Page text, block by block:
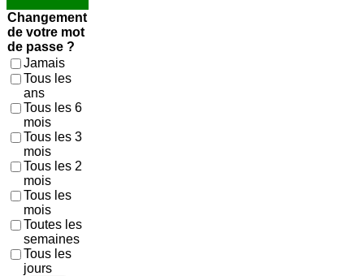
Changement
de votre mot
de passe ?
Jamais
Tous les
ans
Tous les 6
mois
Tous les 3
mois
Tous les 2
mois
Tous les
mois
Toutes les
semaines
Tous les
jours